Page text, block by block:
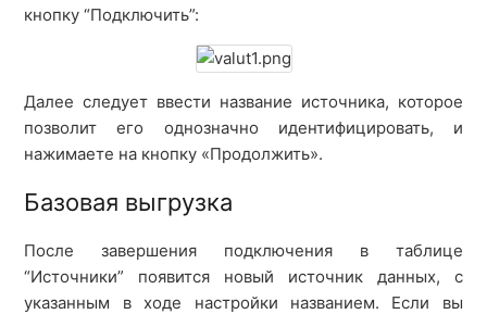
кнопку “Подключить”:
Далее следует ввести название источника, которое
позволит его однозначно идентифицировать, и
нажимаете на кнопку «Продолжить».
Базовая выгрузка
После завершения подключения в таблице
“Источники” появится новый источник данных, с
указанным в ходе настройки названием. Если вы